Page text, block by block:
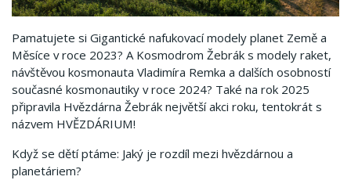
Pamatujete si Gigantické nafukovací modely planet Země a
Měsíce v roce 2023? A Kosmodrom Žebrák s modely raket,
návštěvou kosmonauta Vladimíra Remka a dalších osobností
současné kosmonautiky v roce 2024? Také na rok 2025
připravila Hvězdárna Žebrák největší akci roku, tentokrát s
názvem HVĚZDÁRIUM!
Když se dětí ptáme: Jaký je rozdíl mezi hvězdárnou a
planetáriem?